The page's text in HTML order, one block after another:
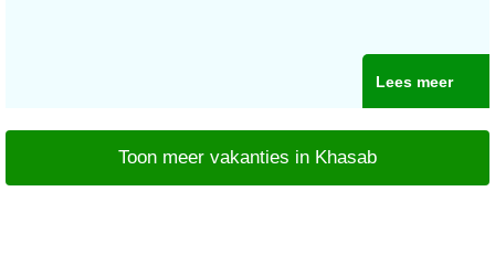
Lees meer
Toon meer vakanties in Khasab